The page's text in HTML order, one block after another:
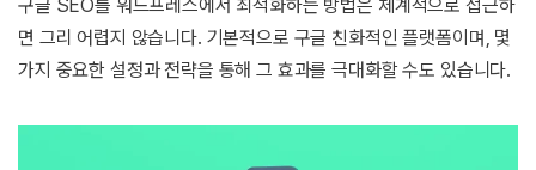
구글 SEO를 워드프레스에서 최적화하는 방법은 체계적으로 접근하
면 그리 어렵지 않습니다. 기본적으로 구글 친화적인 플랫폼이며, 몇
가지 중요한 설정과 전략을 통해 그 효과를 극대화할 수도 있습니다.